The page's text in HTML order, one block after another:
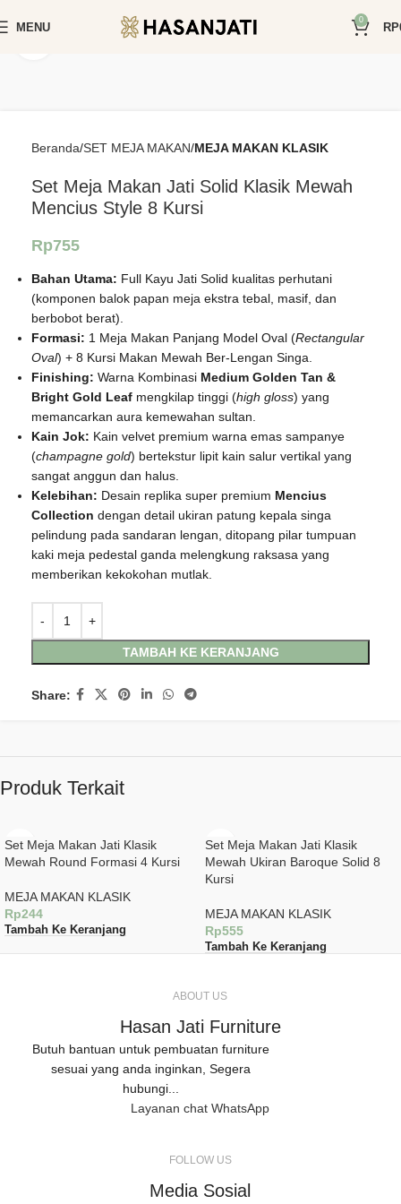
MENU
0
RP
Click to enlarge
Beranda SET MEJA MAKAN MEJA MAKAN KLASIK
Set Meja Makan Jati Solid Klasik Mewah
Mencius Style 8 Kursi
Rp755
Bahan Utama: Full Kayu Jati Solid kualitas perhutani
(komponen balok papan meja ekstra tebal, masif, dan
berbobot berat).
Formasi: 1 Meja Makan Panjang Model Oval (Rectangular
Oval) + 8 Kursi Makan Mewah Ber-Lengan Singa.
Finishing: Warna Kombinasi Medium Golden Tan &
Bright Gold Leaf mengkilap tinggi (high gloss) yang
memancarkan aura kemewahan sultan.
Kain Jok: Kain velvet premium warna emas sampanye
(champagne gold) bertekstur lipit kain salur vertikal yang
sangat anggun dan halus.
Kelebihan: Desain replika super premium Mencius
Collection dengan detail ukiran patung kepala singa
pelindung pada sandaran lengan, ditopang pilar tumpuan
kaki meja pedestal ganda melengkung raksasa yang
memberikan kekokohan mutlak.
TAMBAH KE KERANJANG
Share:
Produk Terkait
Set Meja Makan Jati Klasik
Mewah Round Formasi 4 Kursi
MEJA MAKAN KLASIK
Rp244
Tambah Ke Keranjang
Set Meja Makan Jati Klasik
Mewah Ukiran Baroque Solid 8
Kursi
MEJA MAKAN KLASIK
Rp555
Tambah Ke Keranjang
ABOUT US
Hasan Jati Furniture
Butuh bantuan untuk pembuatan furniture
sesuai yang anda inginkan, Segera
hubungi...
Layanan chat WhatsApp
FOLLOW US
Media Sosial